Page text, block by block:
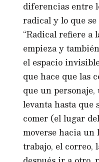
diferencias entre
radical y lo que
“Radical refiere a
empieza y
el espacio
que hace que las
que un
levanta hasta que
comer (el lugar
moverse hacia un
trabajo, el correo,